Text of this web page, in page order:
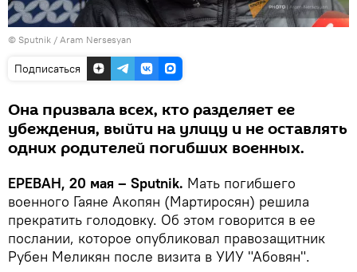
© Sputnik / Aram Nersesyan
Подписаться
Она призвала всех, кто разделяет ее
убеждения, выйти на улицу и не оставлять
одних родителей погибших военных.
ЕРЕВАН, 20 мая – Sputnik. Мать погибшего
военного Гаяне Акопян (Мартиросян) решила
прекратить голодовку. Об этом говорится в ее
послании, которое опубликовал правозащитник
Рубен Меликян после визита в УИУ "Абовян".